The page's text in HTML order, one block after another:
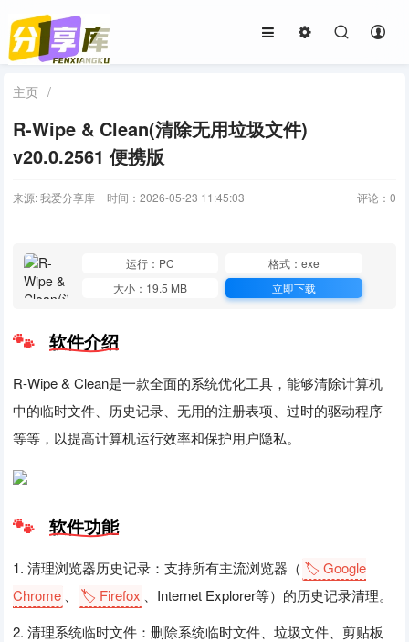
主页 /
R-Wipe & Clean(清除无用垃圾文件)
v20.0.2561 便携版
来源: 我爱分享库 时间：2026-05-23 11:45:03 评论： 0
运行：PC
格式：exe
大小：19.5 MB
立即下载
软件介绍
R-Wipe & Clean是一款全面的系统优化工具，能够清除计算机
中的临时文件、历史记录、无用的注册表项、过时的驱动程序
等等，以提高计算机运行效率和保护用户隐私。
软件功能
1. 清理浏览器历史记录：支持所有主流浏览器（ 🏷️ Google
Chrome
🏷️ Firefox
、Internet Explorer等）的历史记录清理。
2. 清理系统临时文件：删除系统临时文件、垃圾文件、剪贴板